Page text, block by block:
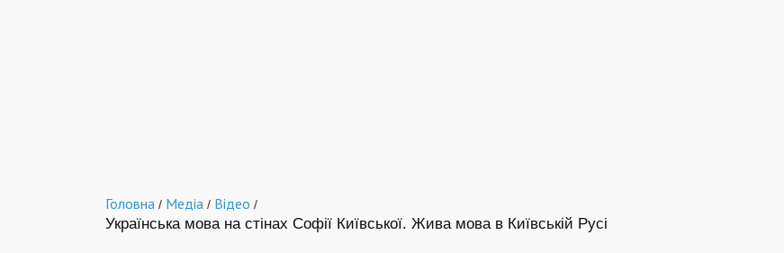
Головна / Медіа / Відео /
Українська мова на стінах Софії Київської. Жива мова в Київській Русі